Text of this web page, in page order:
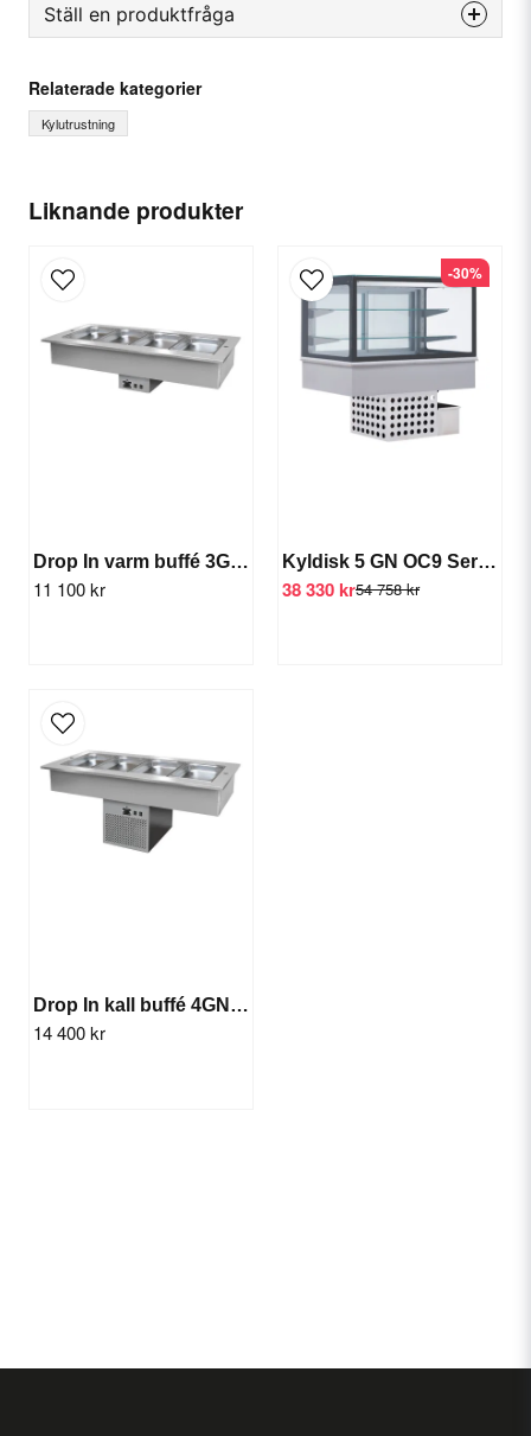
Liknande produkter
Drop In varm buffé 3GN (värme)
11 100 kr
Kyldisk 5 GN OC9 Service
54 758 kr
38 330 kr
-30%
Drop In kall buffé 4GN (kyla)
14 400 kr
Ställ en produktfråga
Fråga oss något om denna produkten...
Ditt namn
email
E-postadress
Relaterade kategorier
Kylutrustning